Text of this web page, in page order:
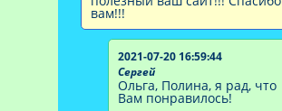
вам!!!
2021-07-20 16:59:44
Сергей
Ольга, Полина, я рад, что
Вам понравилось!